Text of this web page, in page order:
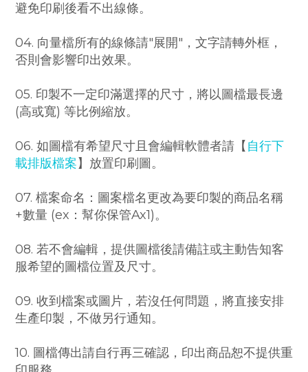
避免印刷後看不出線條。
04. 向量檔所有的線條請"展開"，文字請轉外框，
否則會影響印出效果。
05. 印製不一定印滿選擇的尺寸，將以圖檔最長邊
(高或寬) 等比例縮放。
06. 如圖檔有希望尺寸且會編輯軟體者請 【 自行下
載排版檔案】 放置印刷圖。
07. 檔案命名：圖案檔名更改為要印製的商品名稱
+數量 (ex：幫你保管Ax1)。
08. 若不會編輯，提供圖檔後請備註或主動告知客
服希望的圖檔位置及尺寸。
09. 收到檔案或圖片，若沒任何問題，將直接安排
生產印製，不做另行通知。
10. 圖檔傳出請自行再三確認，印出商品恕不提供重